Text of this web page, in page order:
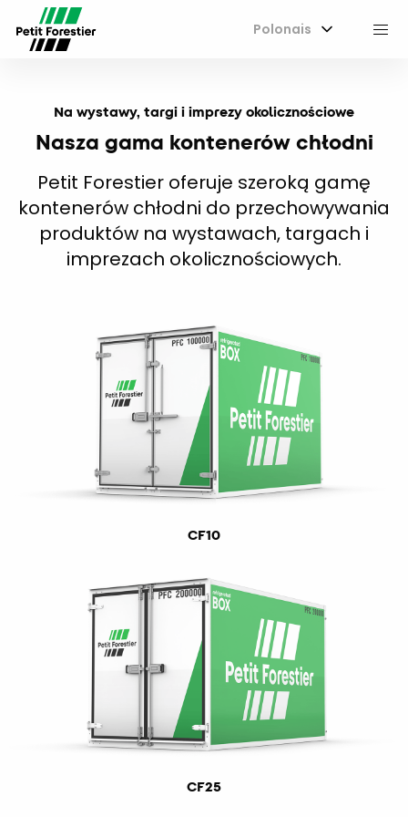
Polonais
Na wystawy, targi i imprezy okolicznościowe
Nasza gama kontenerów chłodni
Petit Forestier oferuje szeroką gamę
kontenerów chłodni do przechowywania
produktów na wystawach, targach i
imprezach okolicznościowych.
CF10
CF25